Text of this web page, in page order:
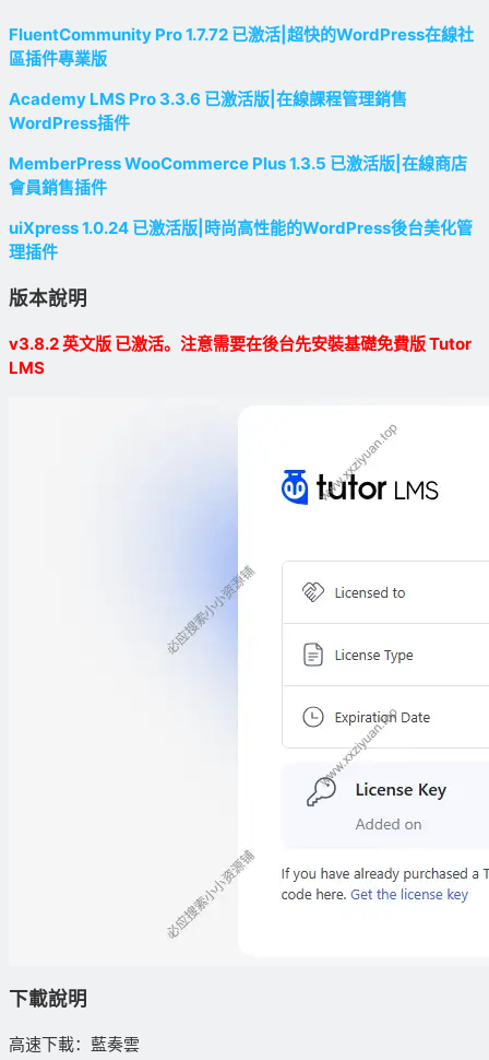
FluentCommunity Pro 1.7.72 已激活|超快的WordPress在線社
區插件專業版
Academy LMS Pro 3.3.6 已激活版|在線課程管理銷售
WordPress插件
MemberPress WooCommerce Plus 1.3.5 已激活版|在線商店
會員銷售插件
uiXpress 1.0.24 已激活版|時尚高性能的WordPress後台美化管
理插件
版本說明
v3.8.2 英文版 已激活。注意需要在後台先安裝基礎免費版 Tutor
LMS
下載說明
高速下載：藍奏雲